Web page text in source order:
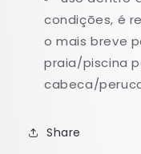
condiçōes, é
o mais breve
praia/piscina
cabeca/
Share